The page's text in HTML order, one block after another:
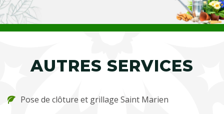
AUTRES SERVICES
Pose de clôture et grillage Saint Marien